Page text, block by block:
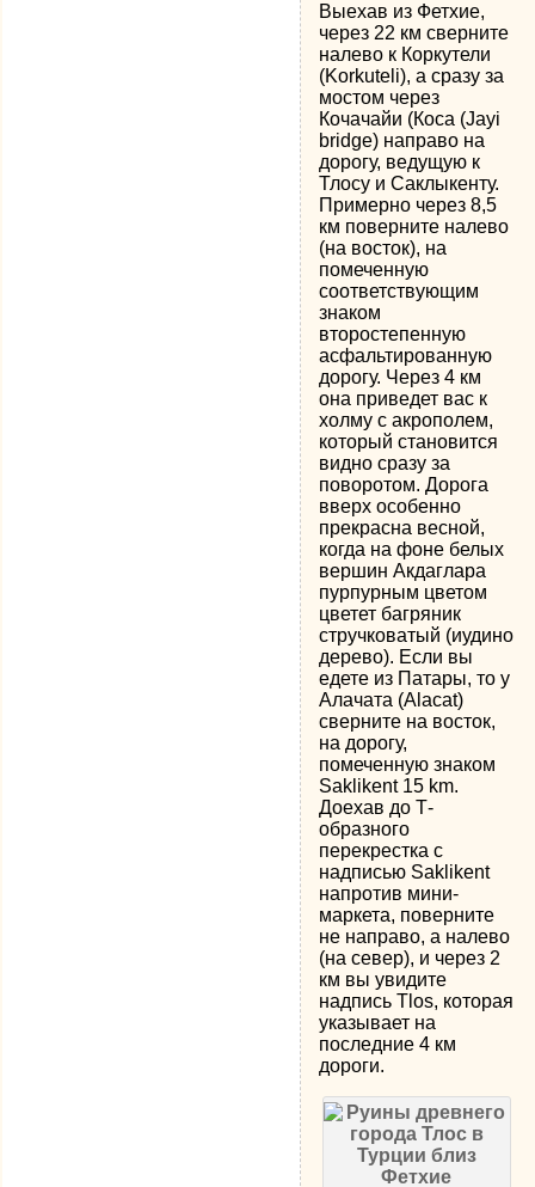
Выехав из Фетхие,
через 22 км сверните
налево к Коркутели
(Korkuteli), а сразу за
мостом через
Кочачайи (Коса (Jayi
bridge) направо на
дорогу, ведущую к
Тлосу и Саклыкенту.
Примерно через 8,5
км поверните налево
(на восток), на
помеченную
соответствующим
знаком
второстепенную
асфальтированную
дорогу. Через 4 км
она приведет вас к
холму с акрополем,
который становится
видно сразу за
поворотом. Дорога
вверх особенно
прекрасна весной,
когда на фоне белых
вершин Акдаглара
пурпурным цветом
цветет багряник
стручковатый (иудино
дерево). Если вы
едете из Патары, то у
Алачата (Alacat)
сверните на восток,
на дорогу,
помеченную знаком
Saklikent 15 km.
Доехав до Т-
образного
перекрестка с
надписью Saklikent
напротив мини-
маркета, поверните
не направо, а налево
(на север), и через 2
км вы увидите
надпись Tlos, которая
указывает на
последние 4 км
дороги.